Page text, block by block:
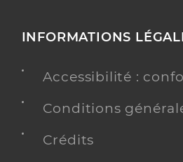
INFORMATIONS
Accessibilité :
Conditions
Crédits